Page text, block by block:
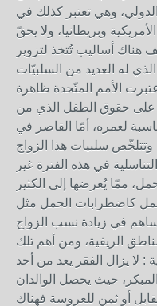
وهي تعتبر كذلك في
وبريطانيا، ولا يحقّ
هناك أساليب تُتخذ لتزوير
الذي له العديد من السلبيّات
الأمم المتّحدة ظاهرة
على حقوق الطفل الذي من
لعمره، أمّا القاصر في
سلبيات هذا الزواج
في هذه الفترة غير
ممّا يُعرضها إلى الكثير
كاضطرابات الحمل مثل
في زيادة نسب الزواج
الريفية، ومن أهم تلك
: لا يزال الفقر يعد من أحد
حيث يحصل الوالدان
أو ثمن للعروسة فهناك